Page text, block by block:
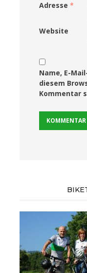
Adresse *
Website
Name, E-
diesem
Kommentar